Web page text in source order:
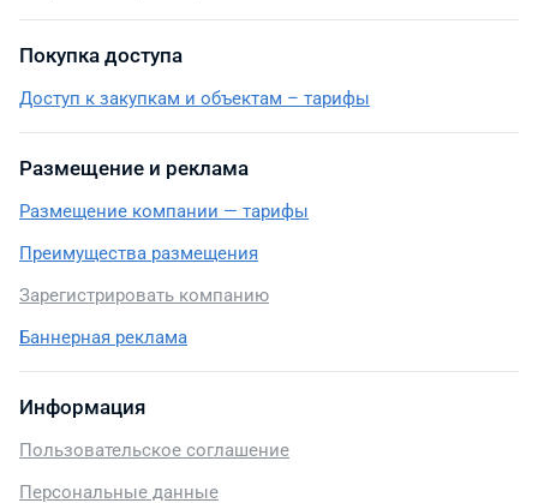
Покупка доступа
Доступ к закупкам и объектам – тарифы
Размещение и реклама
Размещение компании — тарифы
Преимущества размещения
Зарегистрировать компанию
Баннерная реклама
Информация
Пользовательское соглашение
Персональные данные